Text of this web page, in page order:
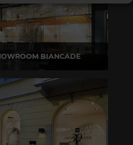
BIANCADE
+39 0422 849201